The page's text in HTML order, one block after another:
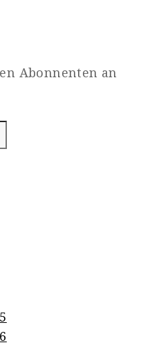
Abonnenten an